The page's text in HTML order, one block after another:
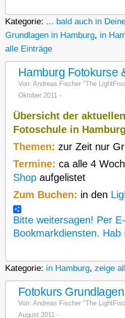
Kategorie: ... bald auch in
Grundlagen in Hamburg, in
alle Einträge
Hamburg Fotokurse
Von: Andreas Fischer "The
Oktober 2011 -
Übersicht der
Fotoschule in
Themen: zur Zeit nur
Termine: ca alle 4
Shop aufgelistet
Zum Buchen: in den
Bitte weitersagen! Per
Bookmarkdiensten. Hab
Kategorie: in Hamburg, zeige
Fotokurs
Von: Andreas Fischer "The
August 2011 -